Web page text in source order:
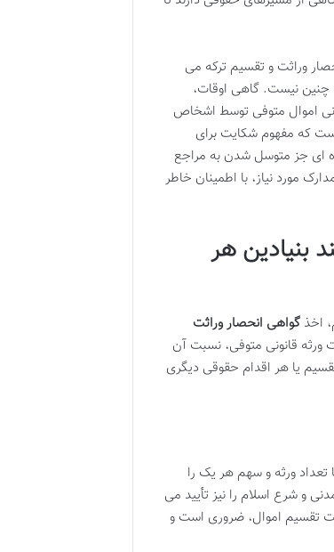
وراثت و تقسیم ترکه می
چنین نیست. گاهی اوقات،
اموال متوفی توسط اشخاص
است که مفهوم شکایت برای
ای جز متوسل شدن به مراجع
مورد نیاز، با اطمینان خاطر
بنیادین هر
اخذگواهی انحصار وراثت
قانونی متوفی، نسبت آن
یا هر اقدام حقوقی دیگری
تعداد ورثه و سهم هر یک را
و شرع اسلام را نیز تأیید می
تقسیم اموال، ضروری است و